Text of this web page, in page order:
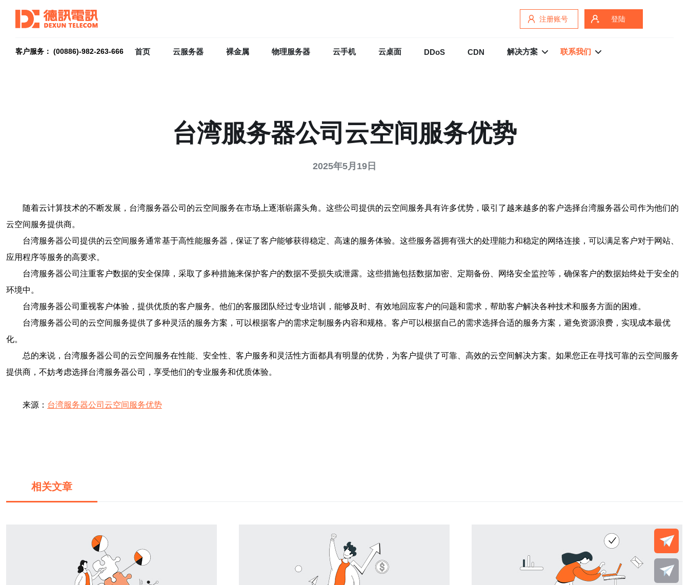
注册账号 登陆
客户服务： (00886)-982-263-666 首页 云服务器 裸金属 物理服务器 云手机 云桌面 DDoS CDN 解决方案 联系我们
台湾服务器公司云空间服务优势
2025年5月19日
随着云计算技术的不断发展，台湾服务器公司的云空间服务在市场上逐渐崭露头角。这些公司提供的云空间服务具有许多优势，吸引了越来越多的客户选择台湾服务器公司作为他们的
云空间服务提供商。
台湾服务器公司提供的云空间服务通常基于高性能服务器，保证了客户能够获得稳定、高速的服务体验。这些服务器拥有强大的处理能力和稳定的网络连接，可以满足客户对于网站、
应用程序等服务的高要求。
台湾服务器公司注重客户数据的安全保障，采取了多种措施来保护客户的数据不受损失或泄露。这些措施包括数据加密、定期备份、网络安全监控等，确保客户的数据始终处于安全的
环境中。
台湾服务器公司重视客户体验，提供优质的客户服务。他们的客服团队经过专业培训，能够及时、有效地回应客户的问题和需求，帮助客户解决各种技术和服务方面的困难。
台湾服务器公司的云空间服务提供了多种灵活的服务方案，可以根据客户的需求定制服务内容和规格。客户可以根据自己的需求选择合适的服务方案，避免资源浪费，实现成本最优
化。
总的来说，台湾服务器公司的云空间服务在性能、安全性、客户服务和灵活性方面都具有明显的优势，为客户提供了可靠、高效的云空间解决方案。如果您正在寻找可靠的云空间服务
提供商，不妨考虑选择台湾服务器公司，享受他们的专业服务和优质体验。
来源： 台湾服务器公司云空间服务优势
相关文章